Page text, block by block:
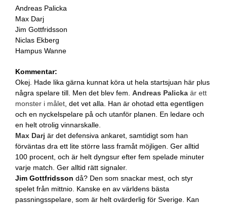
Andreas Palicka
Max Darj
Jim Gottfridsson
Niclas Ekberg
Hampus Wanne
Kommentar:
Okej. Hade lika gärna kunnat köra ut hela startsjuan här plus
några spelare till. Men det blev fem. Andreas Palicka är ett
monster i målet , det vet alla. Han är ohotad etta egentligen
och en nyckelspelare på och utanför planen. En ledare och
en helt otrolig vinnarskalle.
Max Darj är det defensiva ankaret, samtidigt som han
förväntas dra ett lite större lass framåt möjligen. Ger alltid
100 procent, och är helt dyngsur efter fem spelade minuter
varje match. Ger alltid rätt signaler.
Jim Gottfridsson då? Den som snackar mest, och styr
spelet från mittnio. Kanske en av världens bästa
passningsspelare, som är helt ovärderlig för Sverige. Kan